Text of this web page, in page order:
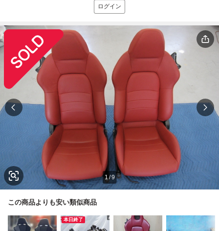
ログイン
1/9
この商品よりも安い類似商品
本日終了